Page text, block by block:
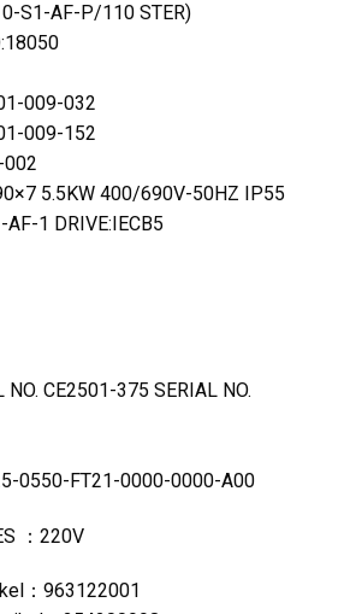
S1-AF-P/110 STER)
009-032
009-152
002
5.5KW 400/690V-50HZ IP55
1 DRIVE:IECB5
NO. CE2501-375 SERIAL NO.
0550-FT21-0000-0000-A00
：220V
：963122001